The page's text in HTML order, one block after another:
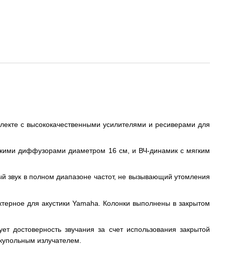
с высококачественными усилителями и ресиверами для
диффузорами диаметром 16 см, и ВЧ-динамик с мягким
звук в полном диапазоне частот, не вызывающий утомления
для акустики Yamaha. Колонки выполнены в закрытом
звучания за счет использования закрытой
излучателем.